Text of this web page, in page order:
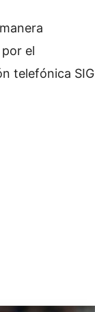
el
telefónica SIG